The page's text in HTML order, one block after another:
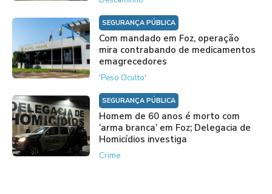
SEGURANÇA PÚBLICA
Com mandado em Foz, operação
mira contrabando de medicamentos
emagrecedores
'Peso Oculto'
SEGURANÇA PÚBLICA
Homem de 60 anos é morto com
‘arma branca’ em Foz; Delegacia de
Homicídios investiga
Crime